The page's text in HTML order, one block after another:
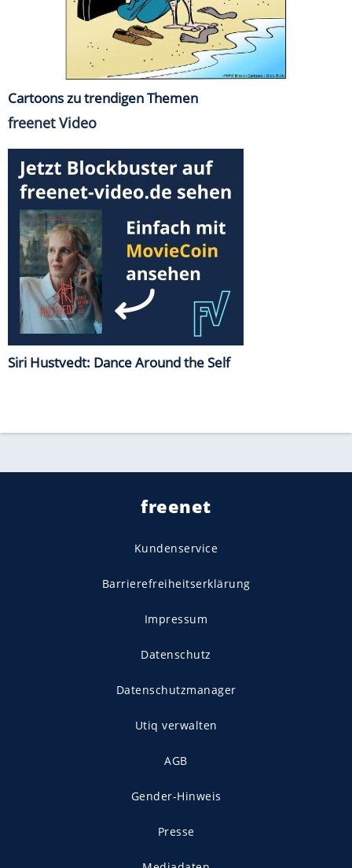
Cartoons zu trendigen Themen
freenet Video
Siri Hustvedt: Dance Around the Self
freenet
Kundenservice
Barrierefreiheitserklärung
Impressum
Datenschutz
Datenschutzmanager
Utiq verwalten
AGB
Gender-Hinweis
Presse